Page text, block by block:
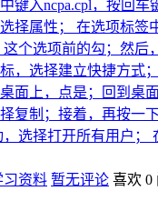
键入ncpa.cpl，按回车
择属性； 在选项标签
个选项前的勾；然后
，选择建立快捷方式
面上，点是；回到桌
择复制；接着，再按一
选择打开所有用户；
习资料 暂无评论 喜欢 0